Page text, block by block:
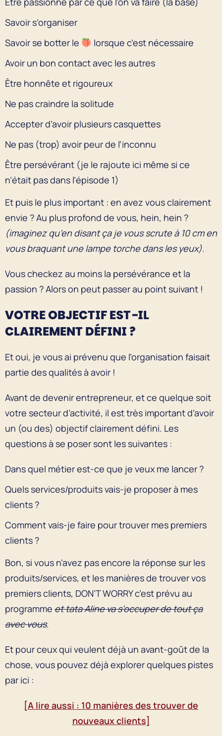
Savoir s’organiser
Savoir se botter le
lorsque c’est nécessaire
Avoir un bon contact avec les autres
Être honnête et rigoureux
Ne pas craindre la solitude
Accepter d’avoir plusieurs casquettes
Ne pas (trop) avoir peur de l’inconnu
Être persévérant (je le rajoute ici même si ce
n’était pas dans l’épisode 1)
Et puis le plus important : en avez vous clairement
envie ? Au plus profond de vous, hein, hein ?
(imaginez qu’en disant ça je vous scrute à 10 cm en
vous braquant une lampe torche dans les yeux).
Vous checkez au moins la persévérance et la
passion ? Alors on peut passer au point suivant !
VOTRE OBJECTIF EST-IL
CLAIREMENT DÉFINI ?
Et oui, je vous ai prévenu que l’organisation faisait
partie des qualités à avoir !
Avant de devenir entrepreneur, et ce quelque soit
votre secteur d’activité, il est très important d’avoir
un (ou des) objectif clairement défini. Les
questions à se poser sont les suivantes :
Dans quel métier est-ce que je veux me lancer ?
Quels services/produits vais-je proposer à mes
clients ?
Comment vais-je faire pour trouver mes premiers
clients ?
Bon, si vous n’avez pas encore la réponse sur les
produits/services, et les manières de trouver vos
premiers clients, DON’T WORRY c’est prévu au
programme et tata Aline va s’occuper de tout ça
avec vous.
Et pour ceux qui veulent déjà un avant-goût de la
chose, vous pouvez déjà explorer quelques pistes
par ici :
[A lire aussi : 10 manières des trouver de
nouveaux clients]